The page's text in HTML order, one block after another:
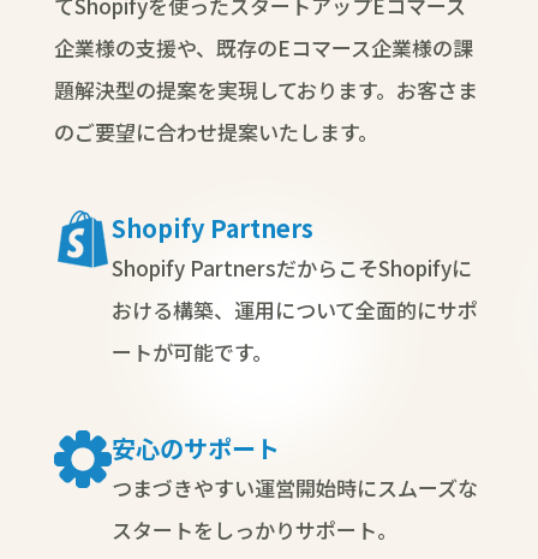
企業様の支援や、既存のEコマース企業様の課
題解決型の提案を実現しております。お客さま
のご要望に合わせ提案いたします。
Shopify Partners
Shopify PartnersだからこそShopifyに
おける構築、運用について全面的にサポ
ートが可能です。
安心のサポート
つまづきやすい運営開始時にスムーズな
スタートをしっかりサポート。